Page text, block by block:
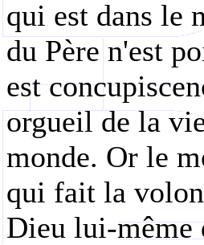
qui est dans le
du Père n'est
est
orgueil de la
monde. Or le
qui fait la
Dieu lui-même